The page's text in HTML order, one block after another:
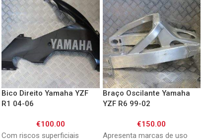
Bico Direito Yamaha YZF
R1 04-06
€100.00
Com riscos superficiais
Braço Oscilante Yamaha
YZF R6 99-02
€150.00
Apresenta marcas de uso